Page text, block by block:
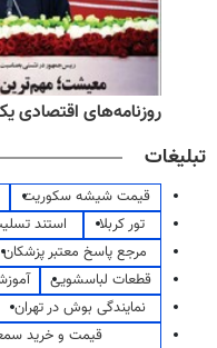
روزنامه‌های اقتصادی یکشنبه ۱۸
تبلیغات
قیمت شیشه سکوریت
تور کربلا
استند
مرجع پاسخ معتبر پزشکان
قطعات لباسشویی
نمایندگی بوش در تهران
قیمت و خرید